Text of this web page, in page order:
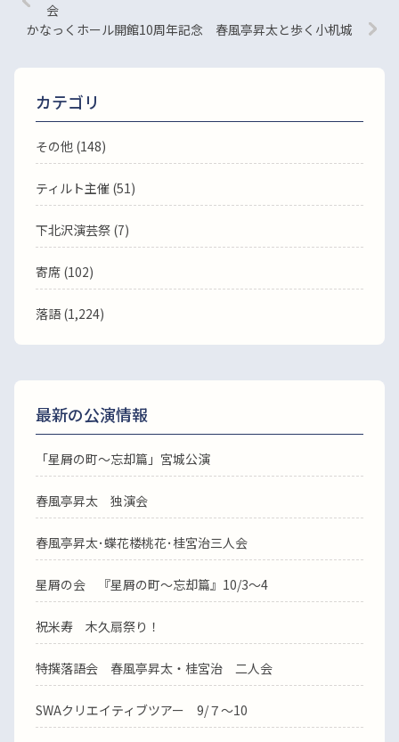
会
かなっくホール開館10周年記念 春風亭昇太と歩く小机城
カテゴリ
その他 (148)
ティルト主催 (51)
下北沢演芸祭 (7)
寄席 (102)
落語(1,224)
最新の公演情報
「星屑の町～忘却篇」宮城公演
春風亭昇太 独演会
春風亭昇太･蝶花楼桃花･桂宮治三人会
星屑の会 『星屑の町～忘却篇』10/3～4
祝米寿 木久扇祭り！
特撰落語会 春風亭昇太・桂宮治 二人会
SWAクリエイティブツアー 9/７～10